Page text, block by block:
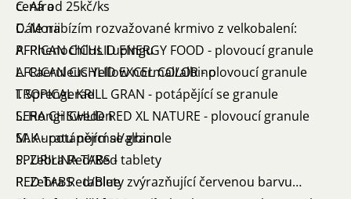
C. Afra
C. Morii
P. Phenochilus Lupingu
L. Caeruleus Yellow normal/albino
I. Sprengerae
L. Hongi Sweden
M. Auratu normal/albino
P. Zebra Red/Red
P. Zebra Red/Blue
cena od 25kč/ks
Dále nabízím rozvažované krmivo z velkobalení:
AFRICAN CICHLID ENERGY FOOD - plovoucí granule
AFRICAN CICHLID EXCEL COLOR - plovoucí granule
TROPICAL KRILL GRAN - potápějící se granule
SERA CHICHLID RED XL NATURE - plovoucí granule
SAK - potápějící se granule
SPURILINA TABS - tablety
RED TABS - tablety zvýrazňující červenou barvu